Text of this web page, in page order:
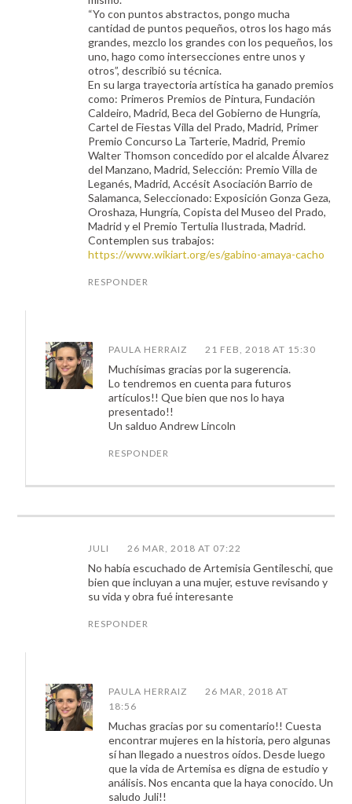
“Yo con puntos abstractos, pongo mucha
cantidad de puntos pequeños, otros los hago más
grandes, mezclo los grandes con los pequeños, los
uno, hago como intersecciones entre unos y
otros”, describió su técnica.
En su larga trayectoria artística ha ganado premios
como: Primeros Premios de Pintura, Fundación
Caldeiro, Madrid, Beca del Gobierno de Hungría,
Cartel de Fiestas Villa del Prado, Madrid, Primer
Premio Concurso La Tarterie, Madrid, Premio
Walter Thomson concedido por el alcalde Álvarez
del Manzano, Madrid, Selección: Premio Villa de
Leganés, Madrid, Accésit Asociación Barrio de
Salamanca, Seleccionado: Exposición Gonza Geza,
Oroshaza, Hungría, Copista del Museo del Prado,
Madrid y el Premio Tertulia Ilustrada, Madrid.
Contemplen sus trabajos:
https://www.wikiart.org/es/gabino-amaya-cacho
RESPONDER
PAULA HERRAIZ 21 FEB, 2018 AT 15:30
Muchísimas gracias por la sugerencia.
Lo tendremos en cuenta para futuros
artículos!! Que bien que nos lo haya
presentado!!
Un salduo Andrew Lincoln
RESPONDER
JULI 26 MAR, 2018 AT 07:22
No había escuchado de Artemisia Gentileschi, que
bien que incluyan a una mujer, estuve revisando y
su vida y obra fué interesante
RESPONDER
PAULA HERRAIZ
26 MAR, 2018 AT
18:56
Muchas gracias por su comentario!! Cuesta
encontrar mujeres en la historia, pero algunas
sí han llegado a nuestros oídos. Desde luego
que la vida de Artemisa es digna de estudio y
análisis. Nos encanta que la haya conocido. Un
saludo Juli!!